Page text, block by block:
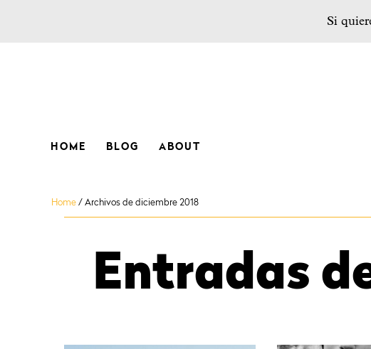
Si
HOME BLOG ABOUT
Home / Archivos de diciembre 2018
Entradas